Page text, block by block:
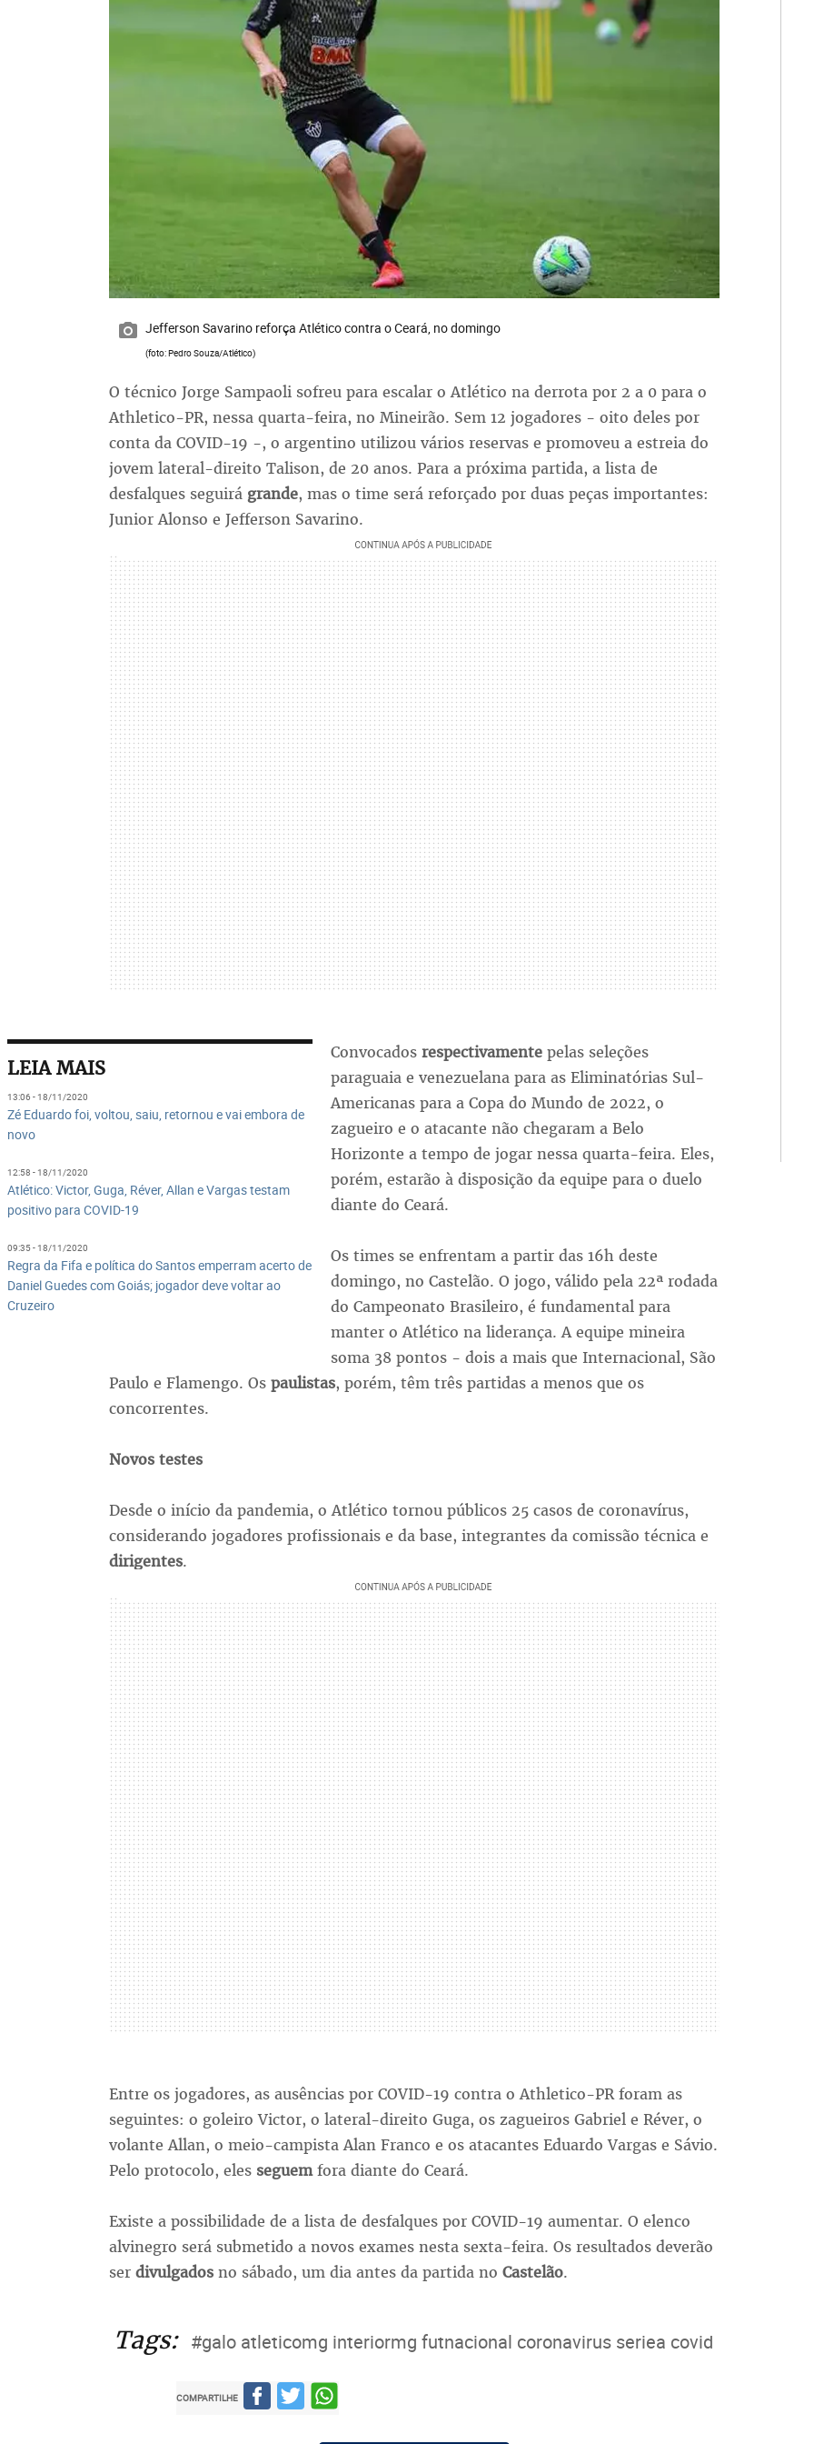
Jefferson Savarino reforça Atlético contra o Ceará, no domingo
(foto: Pedro Souza/Atlético)
O técnico Jorge Sampaoli sofreu para escalar o Atlético na derrota por 2 a 0 para o
Athletico-PR, nessa quarta-feira, no Mineirão. Sem 12 jogadores - oito deles por
conta da COVID-19 -, o argentino utilizou vários reservas e promoveu a estreia do
jovem lateral-direito Talison, de 20 anos. Para a próxima partida, a lista de
desfalques seguirá grande, mas o time será reforçado por duas peças importantes:
Junior Alonso e Jefferson Savarino.
LEIA MAIS
13:06 - 18/11/2020
Zé Eduardo foi, voltou, saiu, retornou e vai embora de
novo
12:58 - 18/11/2020
Atlético: Victor, Guga, Réver, Allan e Vargas testam
positivo para COVID-19
09:35 - 18/11/2020
Regra da Fifa e política do Santos emperram acerto de
Daniel Guedes com Goiás; jogador deve voltar ao
Cruzeiro
Convocados respectivamentepelas seleções
paraguaia e venezuelana para as Eliminatórias Sul-
Americanas para a Copa do Mundo de 2022, o
zagueiro e o atacante não chegaram a Belo
Horizonte a tempo de jogar nessa quarta-feira. Eles,
porém, estarão à disposição da equipe para o duelo
diante do Ceará.
Os times se enfrentam a partir das 16h deste
domingo, no Castelão. O jogo, válido pela 22ª rodada
do Campeonato Brasileiro, é fundamental para
manter o Atlético na liderança. A equipe mineira
soma 38 pontos - dois a mais que Internacional, São
Paulo e Flamengo. Os paulistas, porém, têm três partidas a menos que os
concorrentes.
Novos testes
Desde o início da pandemia, o Atlético tornou públicos 25 casos de coronavírus,
considerando jogadores profissionais e da base, integrantes da comissão técnica e
dirigentes.
Entre os jogadores, as ausências por COVID-19 contra o Athletico-PR foram as
seguintes: o goleiro Victor, o lateral-direito Guga, os zagueiros Gabriel e Réver, o
volante Allan, o meio-campista Alan Franco e os atacantes Eduardo Vargas e Sávio.
Pelo protocolo, eles seguemfora diante do Ceará.
Existe a possibilidade de a lista de desfalques por COVID-19 aumentar. O elenco
alvinegro será submetido a novos exames nesta sexta-feira. Os resultados deverão
ser divulgadosno sábado, um dia antes da partida no Castelão.
Tags: #galo atleticomg interiormg futnacional coronavirus seriea covid
COMPARTILHE